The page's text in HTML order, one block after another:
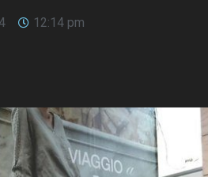
12:14 pm